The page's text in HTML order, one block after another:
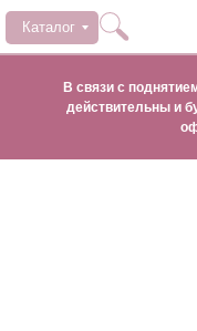
Каталог
В связи с
действительны и